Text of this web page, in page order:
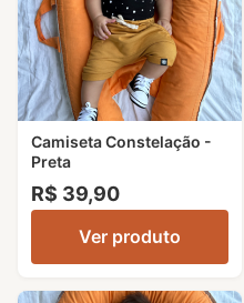
Camiseta Constelação -
Preta
R$ 39,90
Ver produto